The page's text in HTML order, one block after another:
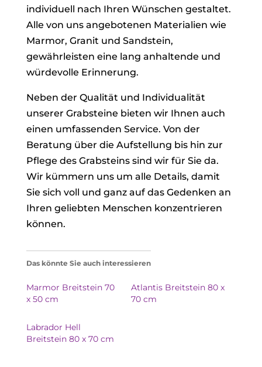
individuell nach Ihren Wünschen gestaltet.
Alle von uns angebotenen Materialien wie
Marmor, Granit und Sandstein,
gewährleisten eine lang anhaltende und
würdevolle Erinnerung.
Neben der Qualität und Individualität
unserer Grabsteine bieten wir Ihnen auch
einen umfassenden Service. Von der
Beratung über die Aufstellung bis hin zur
Pflege des Grabsteins sind wir für Sie da.
Wir kümmern uns um alle Details, damit
Sie sich voll und ganz auf das Gedenken an
Ihren geliebten Menschen konzentrieren
können.
Das könnte Sie auch interessieren
Marmor Breitstein 70
x 50 cm
Atlantis Breitstein 80 x
70 cm
Labrador Hell
Breitstein 80 x 70 cm